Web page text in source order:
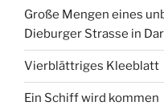
Große Mengen eines
Dieburger Strasse in
Vierblättriges Kleeblatt
Ein Schiff wird kommen